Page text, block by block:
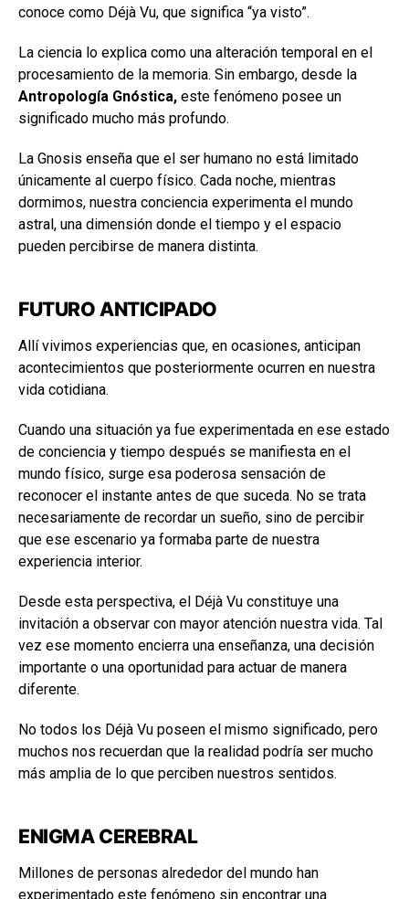
conoce como Déjà Vu, que significa “ya visto”.
La ciencia lo explica como una alteración temporal en el
procesamiento de la memoria. Sin embargo, desde la
Antropología Gnóstica, este fenómeno posee un
significado mucho más profundo.
La Gnosis enseña que el ser humano no está limitado
únicamente al cuerpo físico. Cada noche, mientras
dormimos, nuestra conciencia experimenta el mundo
astral, una dimensión donde el tiempo y el espacio
pueden percibirse de manera distinta.
FUTURO ANTICIPADO
Allí vivimos experiencias que, en ocasiones, anticipan
acontecimientos que posteriormente ocurren en nuestra
vida cotidiana.
Cuando una situación ya fue experimentada en ese estado
de conciencia y tiempo después se manifiesta en el
mundo físico, surge esa poderosa sensación de
reconocer el instante antes de que suceda. No se trata
necesariamente de recordar un sueño, sino de percibir
que ese escenario ya formaba parte de nuestra
experiencia interior.
Desde esta perspectiva, el Déjà Vu constituye una
invitación a observar con mayor atención nuestra vida. Tal
vez ese momento encierra una enseñanza, una decisión
importante o una oportunidad para actuar de manera
diferente.
No todos los Déjà Vu poseen el mismo significado, pero
muchos nos recuerdan que la realidad podría ser mucho
más amplia de lo que perciben nuestros sentidos.
ENIGMA CEREBRAL
Millones de personas alrededor del mundo han
experimentado este fenómeno sin encontrar una